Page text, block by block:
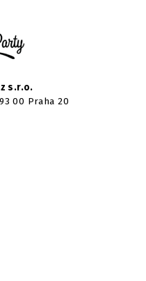
s.r.o.
00 Praha 20